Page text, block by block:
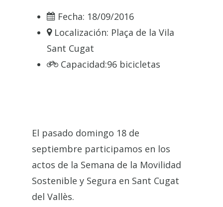
Fecha: 18/09/2016
Localización: Plaça de la Vila
Sant Cugat
Capacidad:96 bicicletas
El pasado domingo 18 de
septiembre participamos en los
actos de la Semana de la Movilidad
Sostenible y Segura en Sant Cugat
del Vallès.